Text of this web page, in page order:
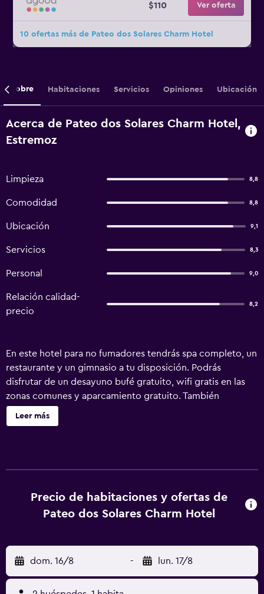
$110 Ver oferta
10 ofertas más de Pateo dos Solares Charm Hotel
Sobre Habitaciones Servicios Opiniones Ubicación
Acerca de Pateo dos Solares Charm Hotel,
Estremoz
Limpieza 8,8
Comodidad 8,8
Ubicación 9,1
Servicios 8,3
Personal 9,0
Relación calidad-
precio
8,2
En este hotel para no fumadores tendrás spa completo, un
restaurante y un gimnasio a tu disposición. Podrás
disfrutar de un desayuno bufé gratuito, wifi gratis en las
zonas comunes y aparcamiento gratuito. También
encontrarás un bar o lounge, un bar-cafetería y una sauna.
Pateo dos Solares Charm Hotel ofrece 40 alojamientos
navegar por la web gracias a nuestro acceso a Internet
wifi gratis (velocidad: 100 Mbps o más (para 1 o 2
ofrece servicio de limpieza todos los días. Los servicios de
ocio y esparcimiento en este hotel incluyen sauna,
gimnasio y piscina al aire libre de temporada. Se pueden
Leer más
Precio de habitaciones y ofertas de
Pateo dos Solares Charm Hotel
dom. 16/8 - lun. 17/8